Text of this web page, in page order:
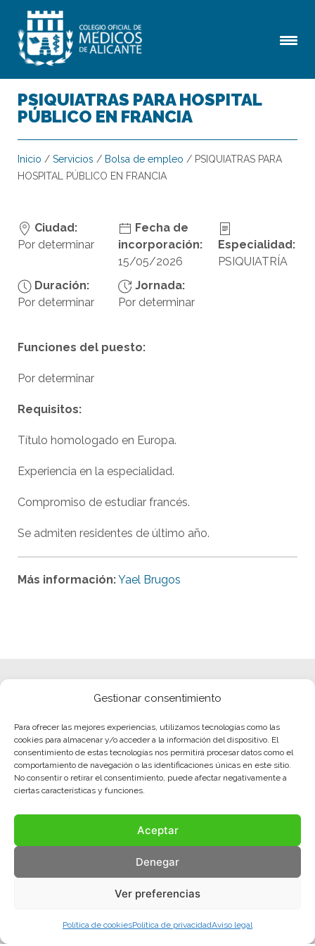
Gestionar consentimiento
Para ofrecer las mejores experiencias, utilizamos tecnologías como las
cookies para almacenar y/o acceder a la información del dispositivo. El
consentimiento de estas tecnologías nos permitirá procesar datos como el
comportamiento de navegación o las identificaciones únicas en este sitio.
No consentir o retirar el consentimiento, puede afectar negativamente a
ciertas características y funciones.
Aceptar
Denegar
Ver preferencias
Política de cookiesPolítica de privacidadAviso legal
PSIQUIATRAS PARA HOSPITAL
PÚBLICO EN FRANCIA
Inicio / Servicios / Bolsa de empleo / PSIQUIATRAS PARA
HOSPITAL PÚBLICO EN FRANCIA
Ciudad:
Por determinar
Fecha de
incorporación:
15/05/2026
Especialidad:
PSIQUIATRÍA
Duración:
Por determinar
Jornada:
Por determinar
Funciones del puesto:
Por determinar
Requisitos:
Título homologado en Europa.
Experiencia en la especialidad.
Compromiso de estudiar francés.
Se admiten residentes de último año.
Más información:Yael Brugos